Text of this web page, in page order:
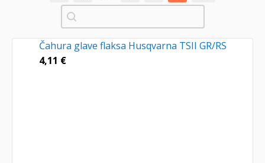
Pretraži
Čahura glave flaksa Husqvarna TSII GR/RS
4,11 €